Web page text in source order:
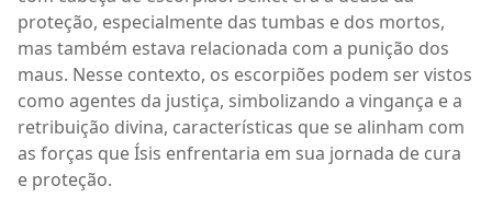
proteção, especialmente das tumbas e dos mortos,
mas também estava relacionada com a punição dos
maus. Nesse contexto, os escorpiões podem ser vistos
como agentes da justiça, simbolizando a vingança e a
retribuição divina, características que se alinham com
as forças que Ísis enfrentaria em sua jornada de cura
e proteção.